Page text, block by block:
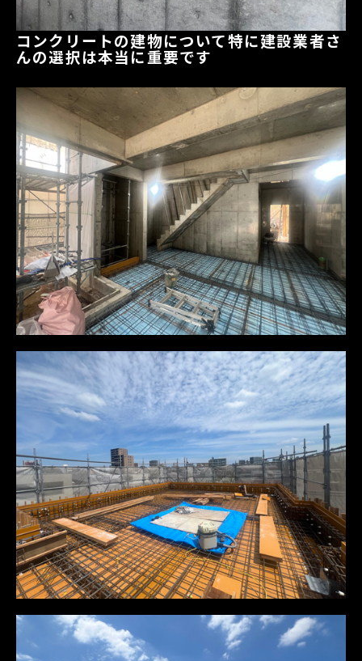
コンクリートの建物について特に建設業者さ
んの選択は本当に重要です